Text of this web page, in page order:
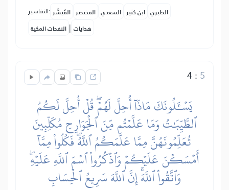
التفاسير: المُيسَّر المختصر السعدي ابن كثير الطبري
النفحات المكية | هدايات
4: 5
يَسۡـَٔلُونَكَ مَاذَآ أُحِلَّ لَهُمۡۖ قُلۡ أُحِلَّ لَكُمُ
ٱلطَّيِّبَٰتُ وَمَا عَلَّمۡتُم مِّنَ ٱلۡجَوَارِحِ مُكَلِّبِينَ
تُعَلِّمُونَهُنَّ مِمَّا عَلَّمَكُمُ ٱللَّهُۖ فَكُلُواْ مِمَّآ
أَمۡسَكۡنَ عَلَيۡكُمۡ وَٱذۡكُرُواْ ٱسۡمَ ٱللَّهِ عَلَيۡهِۖ
وَٱتَّقُواْ ٱللَّهَۚ إِنَّ ٱللَّهَ سَرِيعُ ٱلۡحِسَابِ